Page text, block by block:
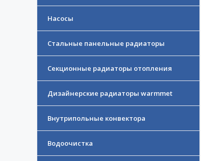
Насосы
Стальные панельные радиаторы
Секционные радиаторы отопления
Дизайнерские радиаторы warmmet
Внутрипольные конвектора
Водоочистка